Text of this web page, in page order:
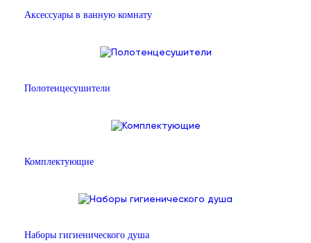
Аксессуары в ванную комнату
Полотенцесушители
Комплектующие
Наборы гигиенического душа